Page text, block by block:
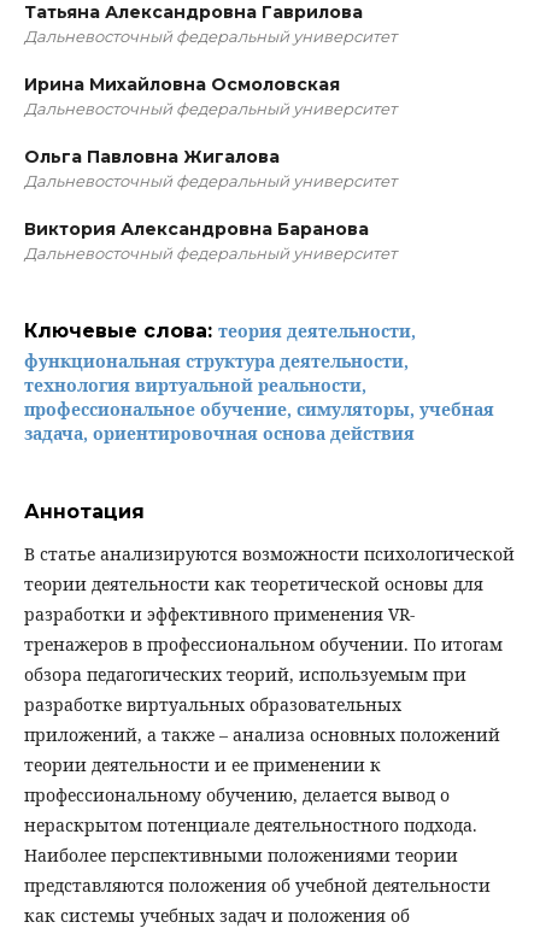
Татьяна Александровна Гаврилова
Дальневосточный федеральный университет
Ирина Михайловна Осмоловская
Дальневосточный федеральный университет
Ольга Павловна Жигалова
Дальневосточный федеральный университет
Виктория Александровна Баранова
Дальневосточный федеральный университет
Ключевые слова: теория деятельности,
функциональная структура деятельности,
технология виртуальной реальности,
профессиональное обучение, симуляторы, учебная
задача, ориентировочная основа действия
Аннотация
В статье анализируются возможности психологической
теории деятельности как теоретической основы для
разработки и эффективного применения VR-
тренажеров в профессиональном обучении. По итогам
обзора педагогических теорий, используемым при
разработке виртуальных образовательных
приложений, а также – анализа основных положений
теории деятельности и ее применении к
профессиональному обучению, делается вывод о
нераскрытом потенциале деятельностного подхода.
Наиболее перспективными положениями теории
представляются положения об учебной деятельности
как системы учебных задач и положения об